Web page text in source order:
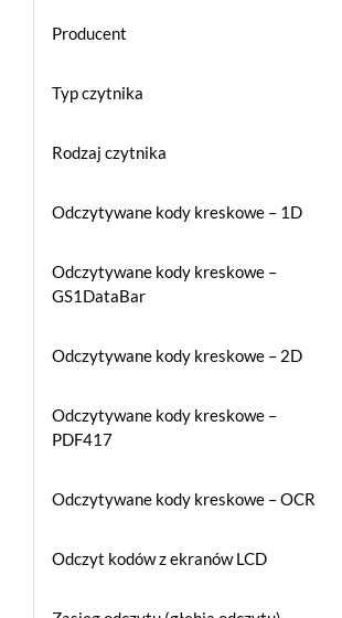
Producent
Typ czytnika
Rodzaj czytnika
Odczytywane kody kreskowe – 1D
Odczytywane kody kreskowe –
GS1DataBar
Odczytywane kody kreskowe – 2D
Odczytywane kody kreskowe –
PDF417
Odczytywane kody kreskowe – OCR
Odczyt kodów z ekranów LCD